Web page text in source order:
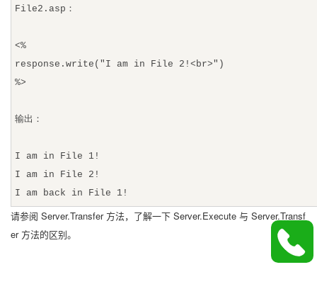
File2.asp：
<%
response.write("I am in File 2!<br>")
%>
输出：
I am in File 1!
I am in File 2!
I am back in File 1!
请参阅 Server.Transfer 方法，了解一下 Server.Execute 与 Server.Transf
er 方法的区别。